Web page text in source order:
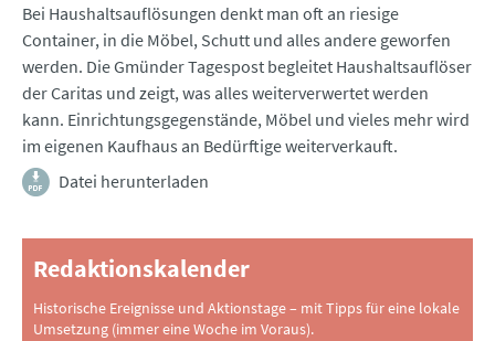
Bei Haushaltsauflösungen denkt man oft an riesige
Container, in die Möbel, Schutt und alles andere geworfen
werden. Die Gmünder Tagespost begleitet Haushaltsauflöser
der Caritas und zeigt, was alles weiterverwertet werden
kann. Einrichtungsgegenstände, Möbel und vieles mehr wird
im eigenen Kaufhaus an Bedürftige weiterverkauft.
Datei herunterladen
Redaktionskalender
Historische Ereignisse und Aktionstage – mit Tipps für eine lokale
Umsetzung (immer eine Woche im Voraus).